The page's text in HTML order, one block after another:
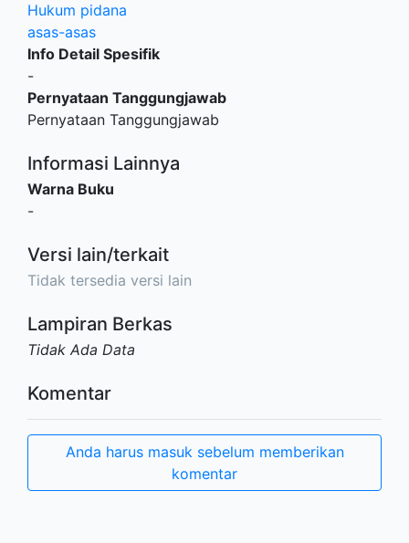
Hukum pidana
asas-asas
Info Detail Spesifik
-
Pernyataan Tanggungjawab
Pernyataan Tanggungjawab
Informasi Lainnya
Warna Buku
-
Versi lain/terkait
Tidak tersedia versi lain
Lampiran Berkas
Tidak Ada Data
Komentar
Anda harus masuk sebelum memberikan
komentar